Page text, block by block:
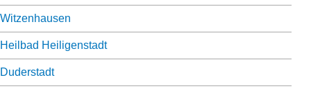
Witzenhausen
Heilbad Heiligenstadt
Duderstadt